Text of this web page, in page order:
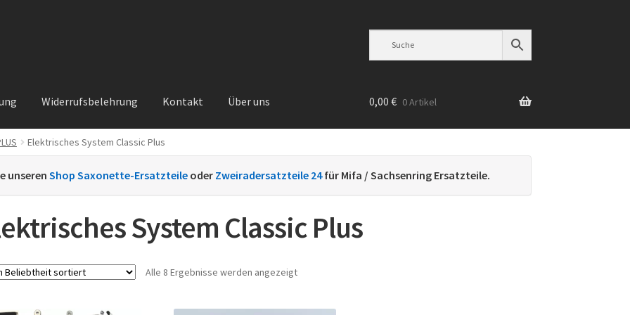
Widerrufsbelehrung Kontakt Über uns
KontaktSachs ErsatzteileSachsteile
0,00 € 0 Artikel
Elektrisches System Classic Plus
unseren Shop Saxonette-Ersatzteile oder Zweiradersatzteile 24für Mifa / Sachsenring Ersatzteile.
System Classic Plus
Alle 8 Ergebnisse werden angezeigtNach